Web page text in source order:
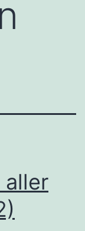
aller